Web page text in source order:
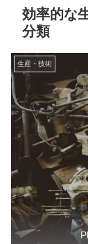
効率的な
分類
生産・技術